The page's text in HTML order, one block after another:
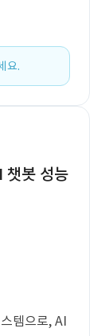
요.
챗봇 성능
템으로, AI